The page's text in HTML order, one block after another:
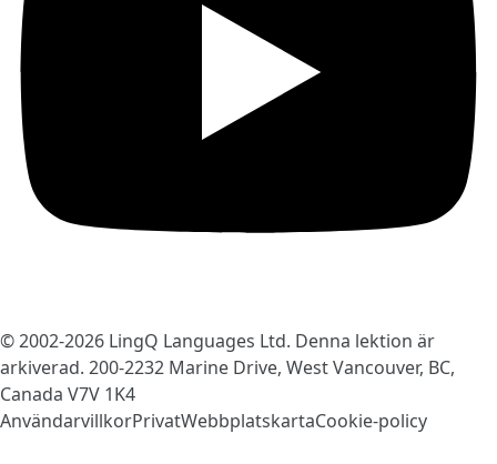
© 2002-2026 LingQ Languages Ltd. Denna lektion är
arkiverad. 200-2232 Marine Drive, West Vancouver, BC,
Canada V7V 1K4
AnvändarvillkorPrivatWebbplatskartaCookie-policy